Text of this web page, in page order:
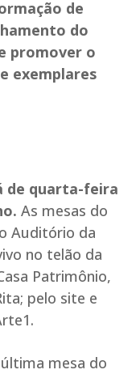
de
do
promover o
exemplares
de quarta-feira
As mesas do
Auditório da
no telão da
Patrimônio,
pelo site e
mesa do